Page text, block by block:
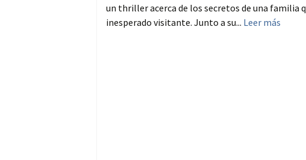
un thriller acerca de los secretos de una familia
inesperado visitante. Junto a su... Leer más